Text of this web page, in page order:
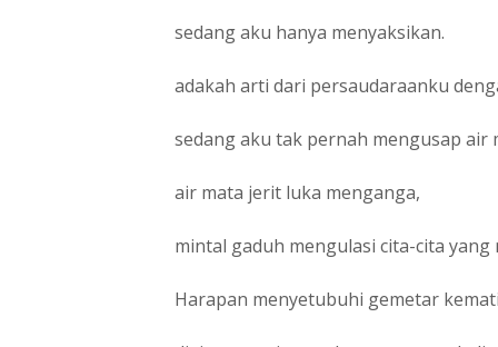
sedang aku hanya menyaksikan.
adakah arti dari persaudaraanku
sedang aku tak pernah mengusap air
air mata jerit luka menganga,
mintal gaduh mengulasi cita-cita yang
Harapan menyetubuhi gemetar